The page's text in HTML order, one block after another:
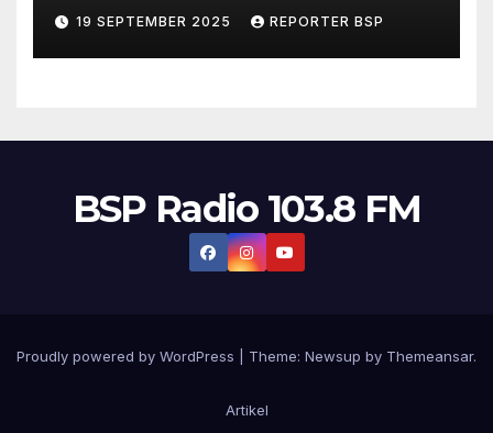
19 SEPTEMBER 2025 REPORTER BSP
BSP Radio 103.8 FM
Proudly powered by WordPress Theme: Newsup by Themeansar.
Artikel